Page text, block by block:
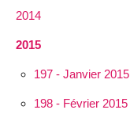
2014
2015
197 - Janvier 2015
198 - Février 2015